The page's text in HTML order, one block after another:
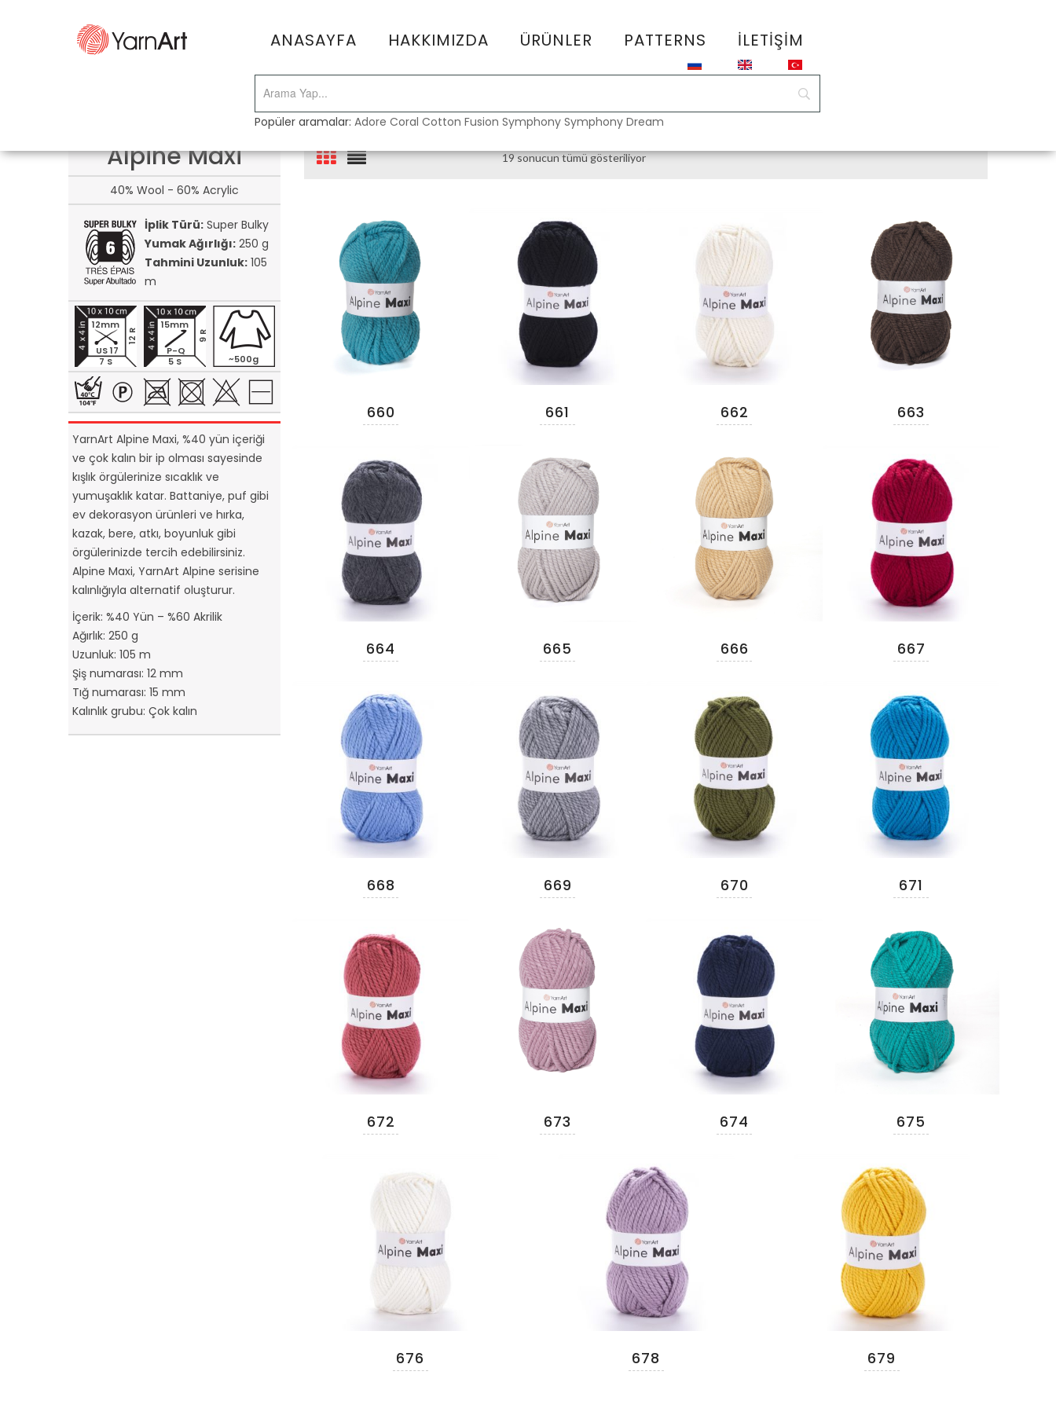
ANASAYFA HAKKIMIZDA ÜRÜNLER PATTERNS İLETIŞIM
Popüler aramalar:Adore Coral Cotton Fusion Symphony Symphony Dream
Alpine Maxi
40% Wool - 60% Acrylic
İplik Türü: Super Bulky
Yumak Ağırlığı: 250 g
Tahmini Uzunluk: 105
m
7 S
12 R
12mm
US 17
5 S
9 R
15mm
P-Q
~500g
YarnArt Alpine Maxi, %40 yün içeriği
ve çok kalın bir ip olması sayesinde
kışlık örgülerinize sıcaklık ve
yumuşaklık katar. Battaniye, puf gibi
ev dekorasyon ürünleri ve hırka,
kazak, bere, atkı, boyunluk gibi
örgülerinizde tercih edebilirsiniz.
Alpine Maxi, YarnArt Alpine serisine
kalınlığıyla alternatif oluşturur.
İçerik: %40 Yün – %60 Akrilik
Ağırlık: 250 g
Uzunluk: 105 m
Şiş numarası: 12 mm
Tığ numarası: 15 mm
Kalınlık grubu: Çok kalın
19 sonucun tümü gösteriliyor
660 661 662 663
664 665 666 667
668 669 670 671
672 673 674 675
676 678 679